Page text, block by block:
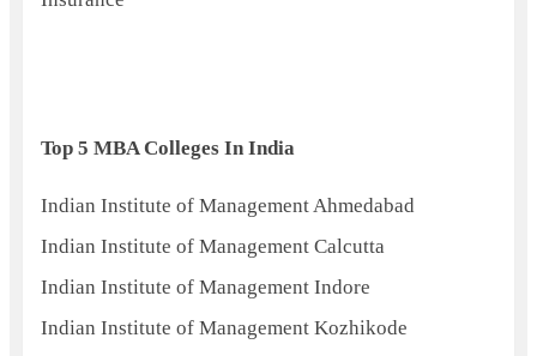
Top 5 MBA Colleges In India
Indian Institute of Management Ahmedabad
Indian Institute of Management Calcutta
Indian Institute of Management Indore
Indian Institute of Management Kozhikode